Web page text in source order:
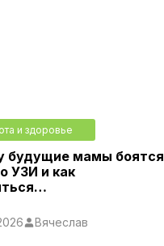
и здоровье
будущие мамы боятся
УЗИ и как
Вячеслав